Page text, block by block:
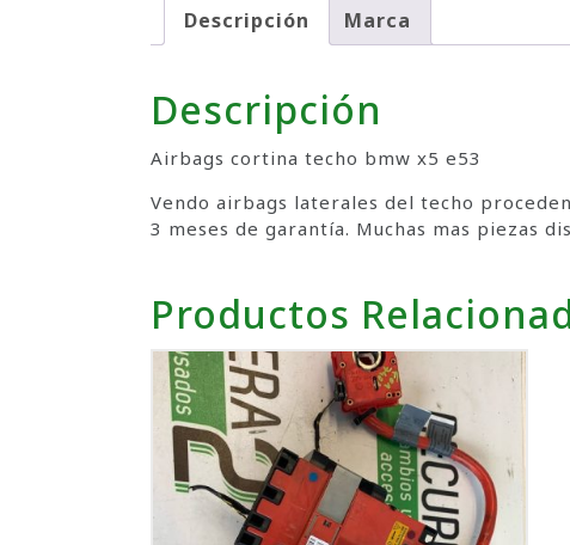
Descripción Marca
Descripción
Airbags cortina techo bmw x5 e53
Vendo airbags laterales del techo
3 meses de garantía. Muchas mas piezas
Productos